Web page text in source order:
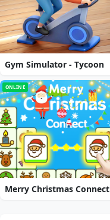
Gym Simulator - Tycoon
ONLINE
Merry Christmas Connect